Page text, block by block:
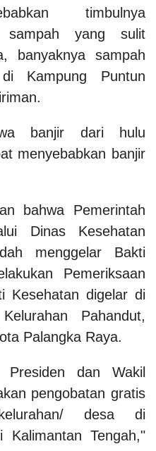
timbulnya
sampah yang sulit
banyaknya sampah
Kampung Puntun
banjir dari hulu
menyebabkan banjir
bahwa Pemerintah
Dinas Kesehatan
menggelar Bakti
Pemeriksaan
Kesehatan digelar di
Pahandut,
Palangka Raya.
Presiden dan Wakil
pengobatan gratis
desa di
Tengah,"